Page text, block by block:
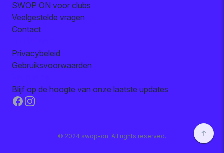
SWOP ON voor clubs
Veelgestelde vragen
Contact
Privacybeleid
Gebruiksvoorwaarden
Blijf op de hoogte van onze laatste updates
Facebook
Instagram
© 2024 swop-on. All rights reserved.